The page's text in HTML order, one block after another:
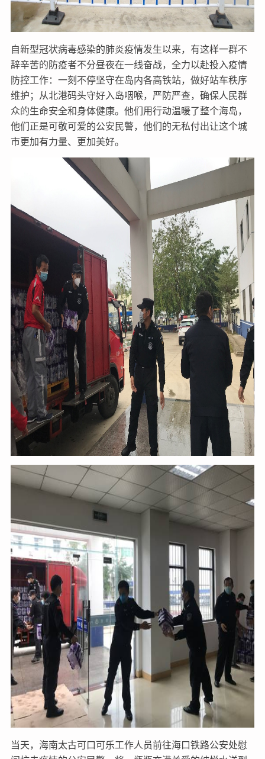
自新型冠状病毒感染的肺炎疫情发生以来，有这样一群不
辞辛苦的防疫者不分昼夜在一线奋战，全力以赴投入疫情
防控工作：一刻不停坚守在岛内各高铁站，做好站车秩序
维护；从北港码头守好入岛咽喉，严防严查，确保人民群
众的生命安全和身体健康。他们用行动温暖了整个海岛，
他们正是可敬可爱的公安民警，他们的无私付出让这个城
市更加有力量、更加美好。
当天，海南太古可口可乐工作人员前往海口铁路公安处慰